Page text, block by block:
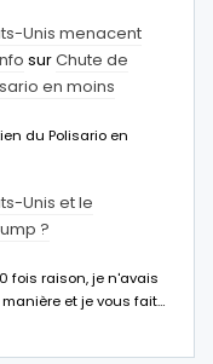
Unis menacent
surChute de
en moins
du Polisario en
Unis et le
?
fois raison, je n'avais
et je vous fait…